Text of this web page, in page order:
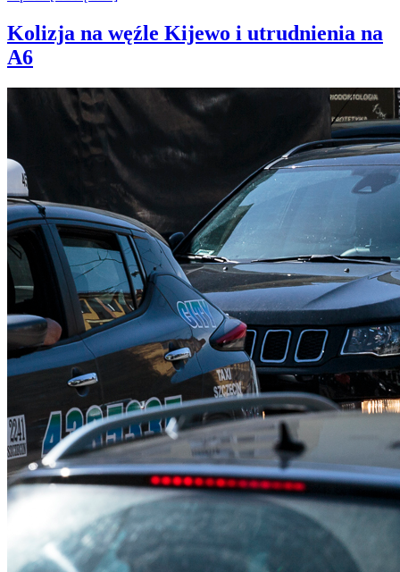
Kolizja na węźle Kijewo i utrudnienia na
A6